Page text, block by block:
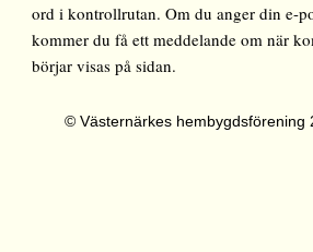
ord i kontrollrutan. Om du anger din e-
kommer du få ett meddelande om när
börjar visas på sidan.
© Västernärkes hembygdsförening